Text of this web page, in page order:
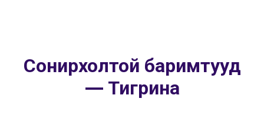
Сонирхолтой баримтууд
— Тигрина